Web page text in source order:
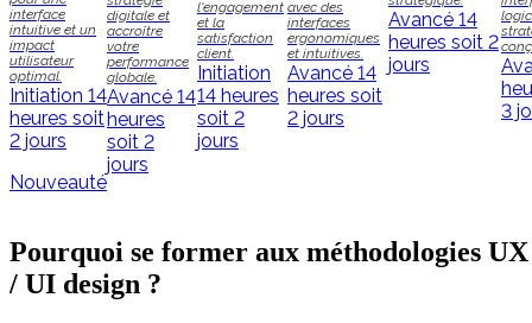
interface
intuitive et un
impact
utilisateur
optimal.
Initiation 14
heures soit
2 jours
Nouveauté
digitale et
accroître
votre
performance
globale.
Avancé 14
heures
soit 2
jours
l'engagement
et la
satisfaction
client.
Initiation
14 heures
soit 2
jours
avec des
interfaces
ergonomiques
et intuitives.
Avancé 14
heures soit
2 jours
Avancé 14
heures soit 2
jours
3
Pourquoi se former aux méthodologies UX
/ UI design ?